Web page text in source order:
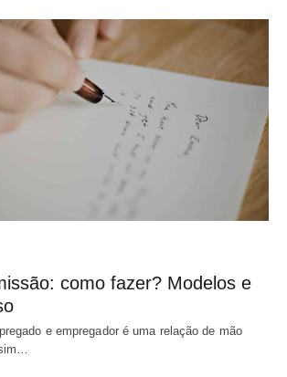
como fazer? Modelos e
e empregador é uma relação de mão